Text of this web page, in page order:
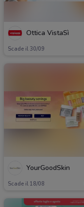
Ottica VistaSì
Scade il 30/09
YourGoodSkin
Scade il 18/08